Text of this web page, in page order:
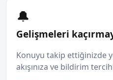
🔔
Gelişmeleri
Konuyu takip ettiğinizde
akışınıza ve bildirim